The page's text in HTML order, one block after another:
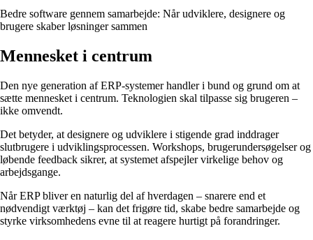
Bedre software gennem samarbejde: Når udviklere, designere og
brugere skaber løsninger sammen
Mennesket i centrum
Den nye generation af ERP-systemer handler i bund og grund om at
sætte mennesket i centrum. Teknologien skal tilpasse sig brugeren –
ikke omvendt.
Det betyder, at designere og udviklere i stigende grad inddrager
slutbrugere i udviklingsprocessen. Workshops, brugerundersøgelser og
løbende feedback sikrer, at systemet afspejler virkelige behov og
arbejdsgange.
Når ERP bliver en naturlig del af hverdagen – snarere end et
nødvendigt værktøj – kan det frigøre tid, skabe bedre samarbejde og
styrke virksomhedens evne til at reagere hurtigt på forandringer.